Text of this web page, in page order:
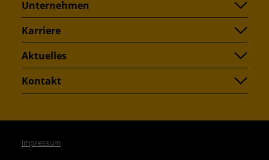
Unternehmen
Karriere
Aktuelles
Kontakt
Impressum